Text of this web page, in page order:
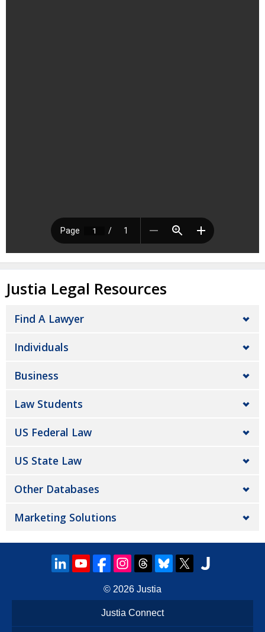
Justia Legal Resources
Find A Lawyer
Individuals
Business
Law Students
US Federal Law
US State Law
Other Databases
Marketing Solutions
© 2026 Justia
Justia Connect